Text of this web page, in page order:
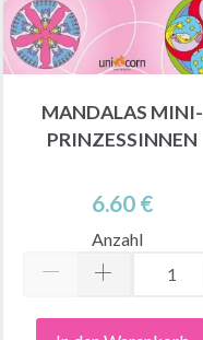
MANDALAS MINI-
PRINZESSINNEN
6.60 €
Anzahl